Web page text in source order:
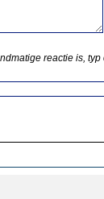
reactie is,